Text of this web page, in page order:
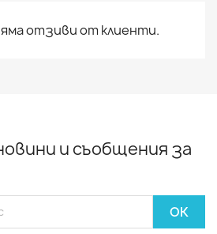
отзиви от клиенти.
и съобщения за